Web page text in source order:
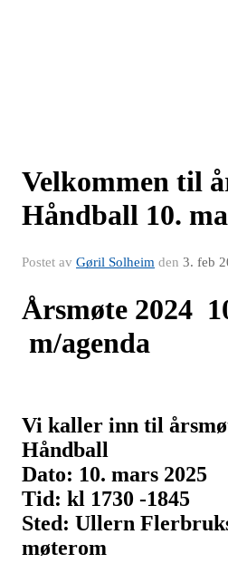
Velkommen til
Håndball 10.
Postet av Gøril Solheim den 3. feb
Årsmøte 2024
m/agenda
Vi kaller inn til
Håndball
Dato: 10. mars 2025
Tid: kl 1730 -1845
Sted: Ullern
møterom